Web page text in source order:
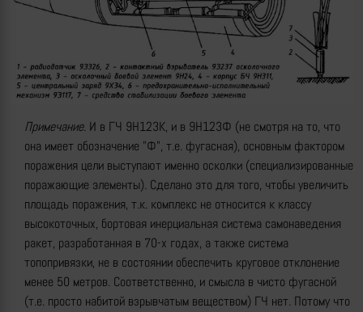
Примечание. И в ГЧ 9Н123К, и в 9Н123Ф (не смотря на то, что
она имеет обозначение "Ф", т.е. фугасная), основным фактором
поражения цели выступают именно осколки (специализированные
поражающие элементы). Сделано это для того, чтобы увеличить
площадь поражения, т.к. комплекс не относится к классу
высокоточных, бортовая инерциальная система самонаведения
ракет, разработанная в 70-х годах, а также система
топопривязки, не в состоянии обеспечить круговое отклонение
менее 50 метров. Соответственно, и смысла в чисто фугасной
(т.е. просто набитой взрывчатым веществом) ГЧ нет. Потому что